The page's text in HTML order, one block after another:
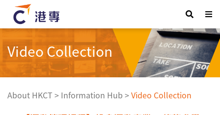
Video Collection
About HKCT > Information Hub >Video Collection